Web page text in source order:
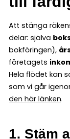
Att stänga
delar: själva
bokföringen),
företagets
Hela flödet kan
som vi går
den här länken.
1. Stäm